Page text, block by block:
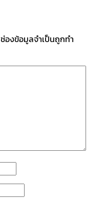
ช่องข้อมูลจำเป็นถูกทำ